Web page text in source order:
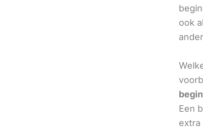
ook
Een
extra